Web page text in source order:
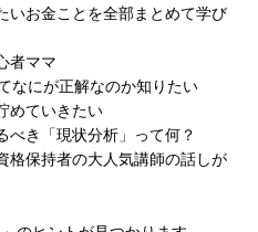
いお金ことを全部まとめて学び
者ママ
なにが正解なのか知りたい
めていきたい
べき「現状分析」って何？
格保持者の大人気講師の話しが